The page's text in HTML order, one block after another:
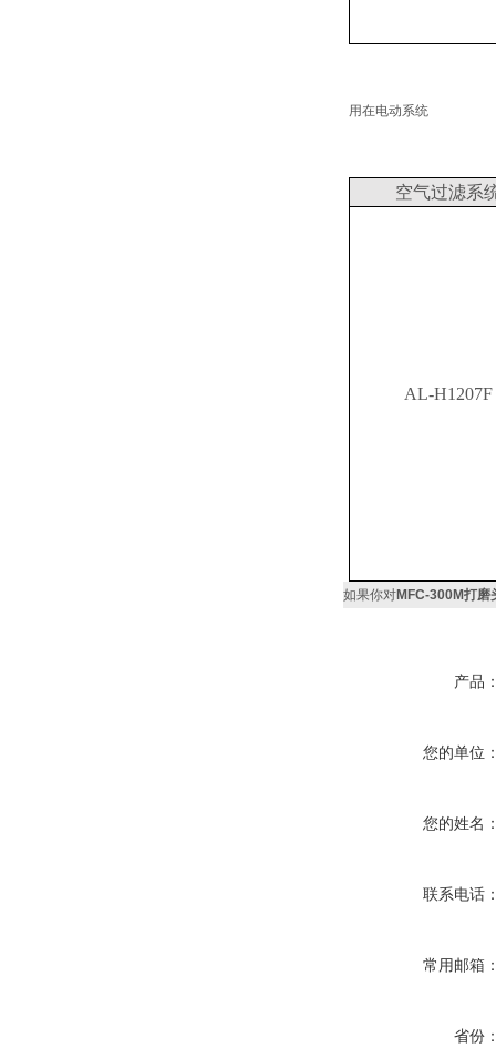
用在电动系统
空气过滤系
AL-H1207F
如果你对MFC-300M打
产品
您的单位
您的姓名
联系电话
常用邮箱
省份